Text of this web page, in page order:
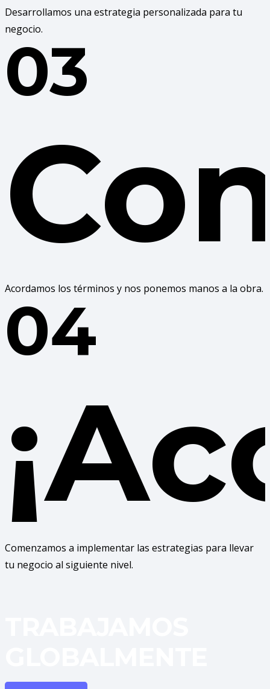
Desarrollamos una estrategia personalizada para tu
negocio.
03
Acordamos los términos y nos ponemos manos a la obra.
04
Comenzamos a implementar las estrategias para llevar
tu negocio al siguiente nivel.